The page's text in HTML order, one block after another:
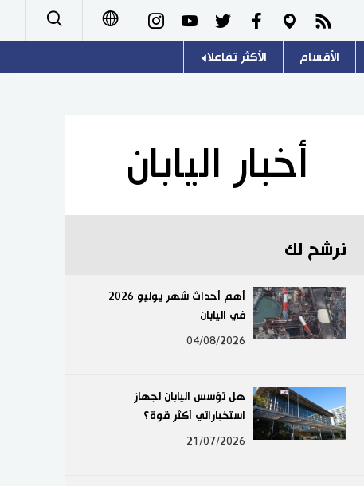
الأقسام
تجارب وآراء
سياسة
اقتصاد
مجتمع
ثقافة
طوكيو
الأكثر تفاعلا
هو وهي
المطبخ الياباني
أخبار اليابان
نرشح لك
أهم أحداث شهر يوليو 2026
في اليابان
04/08/2026
هل تؤسس اليابان لجهاز
استخباراتي أكثر قوة؟
21/07/2026